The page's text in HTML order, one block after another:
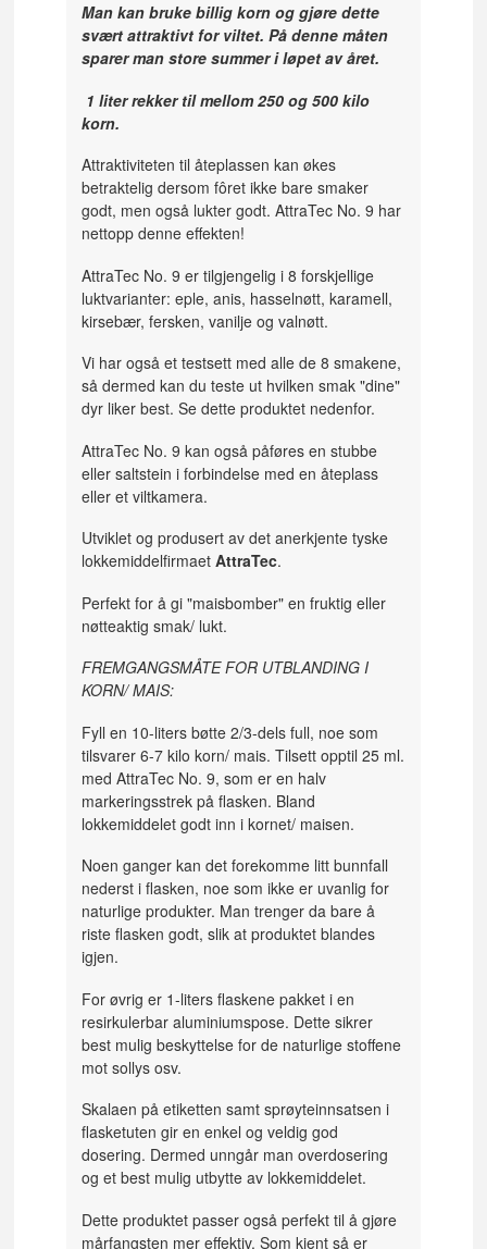
Man kan bruke billig korn og gjøre dette
svært attraktivt for viltet. På denne måten
sparer man store summer i løpet av året.
1 liter rekker til mellom 250 og 500 kilo
korn.
Attraktiviteten til åteplassen kan økes
betraktelig dersom fôret ikke bare smaker
godt, men også lukter godt. AttraTec No. 9 har
nettopp denne effekten!
AttraTec No. 9 er tilgjengelig i 8 forskjellige
luktvarianter: eple, anis, hasselnøtt, karamell,
kirsebær, fersken, vanilje og valnøtt.
Vi har også et testsett med alle de 8 smakene,
så dermed kan du teste ut hvilken smak "dine"
dyr liker best. Se dette produktet nedenfor.
AttraTec No. 9 kan også påføres en stubbe
eller saltstein i forbindelse med en åteplass
eller et viltkamera.
Utviklet og produsert av det anerkjente tyske
lokkemiddelfirmaetAttraTec.
Perfekt for å gi "maisbomber" en fruktig eller
nøtteaktig smak/ lukt.
FREMGANGSMÅTE FOR UTBLANDING I
KORN/ MAIS:
Fyll en 10-liters bøtte 2/3-dels full, noe som
tilsvarer 6-7 kilo korn/ mais. Tilsett opptil 25 ml.
med AttraTec No. 9, som er en halv
markeringsstrek på flasken. Bland
lokkemiddelet godt inn i kornet/ maisen.
Noen ganger kan det forekomme litt bunnfall
nederst i flasken, noe som ikke er uvanlig for
naturlige produkter. Man trenger da bare å
riste flasken godt, slik at produktet blandes
igjen.
For øvrig er 1-liters flaskene pakket i en
resirkulerbar aluminiumspose. Dette sikrer
best mulig beskyttelse for de naturlige stoffene
mot sollys osv.
Skalaen på etiketten samt sprøyteinnsatsen i
flasketuten gir en enkel og veldig god
dosering. Dermed unngår man overdosering
og et best mulig utbytte av lokkemiddelet.
Dette produktet passer også perfekt til å gjøre
mårfangsten mer effektiv. Som kjent så er